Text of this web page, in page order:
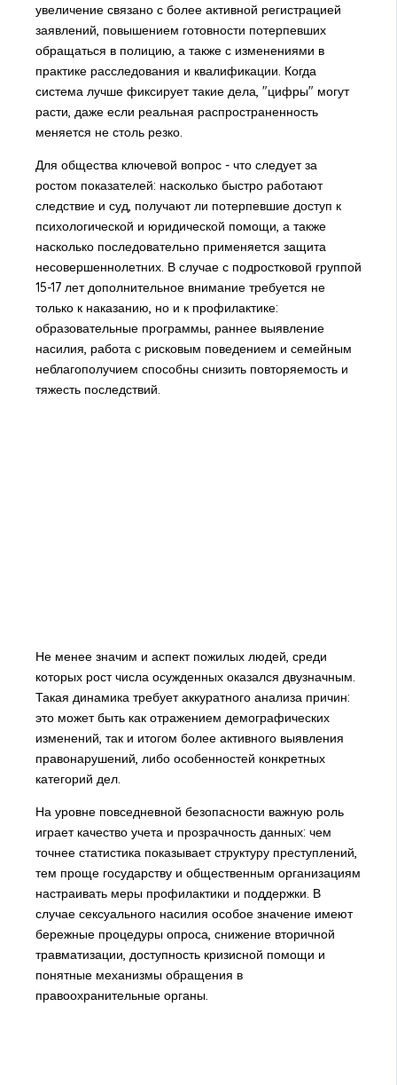
увеличение связано с более активной регистрацией
заявлений, повышением готовности потерпевших
обращаться в полицию, а также с изменениями в
практике расследования и квалификации. Когда
система лучше фиксирует такие дела, "цифры" могут
расти, даже если реальная распространенность
меняется не столь резко.
Для общества ключевой вопрос - что следует за
ростом показателей: насколько быстро работают
следствие и суд, получают ли потерпевшие доступ к
психологической и юридической помощи, а также
насколько последовательно применяется защита
несовершеннолетних. В случае с подростковой группой
15-17 лет дополнительное внимание требуется не
только к наказанию, но и к профилактике:
образовательные программы, раннее выявление
насилия, работа с рисковым поведением и семейным
неблагополучием способны снизить повторяемость и
тяжесть последствий.
Не менее значим и аспект пожилых людей, среди
которых рост числа осужденных оказался двузначным.
Такая динамика требует аккуратного анализа причин:
это может быть как отражением демографических
изменений, так и итогом более активного выявления
правонарушений, либо особенностей конкретных
категорий дел.
На уровне повседневной безопасности важную роль
играет качество учета и прозрачность данных: чем
точнее статистика показывает структуру преступлений,
тем проще государству и общественным организациям
настраивать меры профилактики и поддержки. В
случае сексуального насилия особое значение имеют
бережные процедуры опроса, снижение вторичной
травматизации, доступность кризисной помощи и
понятные механизмы обращения в
правоохранительные органы.